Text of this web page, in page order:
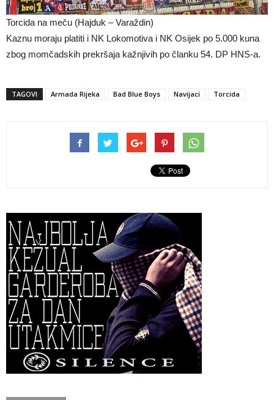
Torcida na meču (Hajduk – Varaždin)
Kaznu moraju platiti i NK Lokomotiva i NK Osijek po 5.000 kuna
zbog momčadskih prekršaja kažnjivih po članku 54. DP HNS-a.
TAGOVI Armada Rijeka Bad Blue Boys Navijaci Torcida